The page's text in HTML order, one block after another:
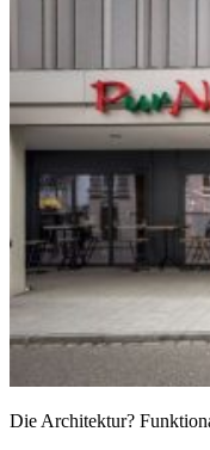
Die Architektur?